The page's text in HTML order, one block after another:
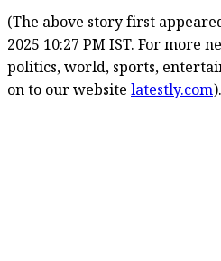
(The above story first
2025 10:27 PM IST. For more
politics, world, sports,
on to our website latestly.com).